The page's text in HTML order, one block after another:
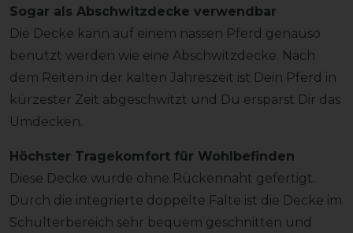
Sogar als Abschwitzdecke verwendbar
Die Decke kann auf einem nassen Pferd genauso
benutzt werden wie eine Abschwitzdecke. Nach
dem Reiten in der kalten Jahreszeit ist Dein Pferd in
kürzester Zeit abgeschwitzt und Du ersparst Dir das
Umdecken.
Höchster Tragekomfort für Wohlbefinden
Diese Decke wurde ohne Rückennaht gefertigt.
Durch die integrierte doppelte Falte ist die Decke im
Schulterbereich sehr bequem geschnitten und